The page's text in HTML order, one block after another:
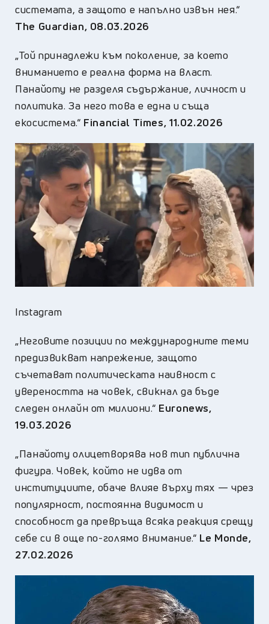
системата, а защото е напълно извън нея.“
The Guardian, 08.03.2026
„Той принадлежи към поколение, за което
вниманието е реална форма на власт.
Панайоту не разделя съдържание, личност и
политика. За него това е една и съща
екосистема.“ Financial Times, 11.02.2026
Instagram
„Неговите позиции по международните теми
предизвикват напрежение, защото
съчетават политическата наивност с
увереността на човек, свикнал да бъде
следен онлайн от милиони.“ Euronews,
19.03.2026
„Панайоту олицетворява нов тип публична
фигура. Човек, който не идва от
институциите, обаче влияе върху тях — чрез
популярност, постоянна видимост и
способност да превръща всяка реакция срещу
себе си в още по-голямо внимание.“ Le Monde,
27.02.2026